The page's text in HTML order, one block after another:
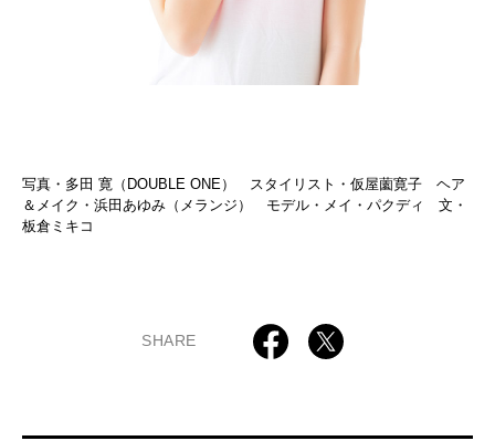
写真・多田 寛（DOUBLE ONE） スタイリスト・仮屋薗寛子 ヘア
＆メイク・浜田あゆみ（メランジ） モデル・メイ・パクディ 文・
板倉ミキコ
SHARE